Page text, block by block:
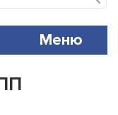
Меню